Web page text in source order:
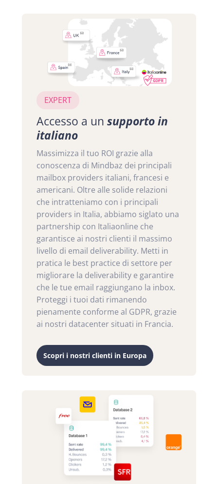
EXPERT
Accesso a un supporto in
italiano
Massimizza il tuo ROI grazie alla
conoscenza di Mindbaz dei principali
mailbox providers italiani, francesi e
americani. Oltre alle solide relazioni
che intratteniamo con i principali
providers in Italia, abbiamo siglato una
partnership con Italiaonline che
garantisce ai nostri clienti il massimo
livello di email deliverability. Metti in
pratica le best practice di settore per
migliorare la deliverability e garantire
che le tue email raggiungano la inbox.
Proteggi i tuoi dati rimanendo
pienamente conforme al GDPR, grazie
ai nostri datacenter situati in Francia.
Scopri i nostri clienti in Europa